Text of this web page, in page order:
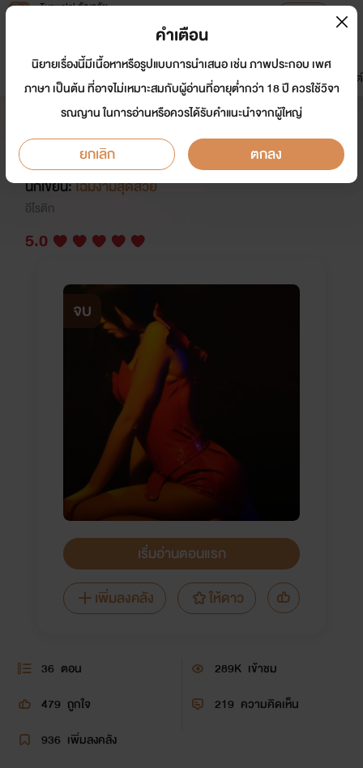
Tunwalai ธัญวลัย
หน้าแรก นิยาย อีบุ๊ก การ์ตูน
มาใหม่
ดรีมแชท ธัญลิสต์
เรื่องสั้นร่านรัก (Nc+🔥20) อวสาน
โลกสวย😈
นักเขียน:โฉมงามสุดสวย
อีโรติก
5.0
จบ
เริ่มอ่านตอนแรก
เพิ่มลงคลัง
ให้ดาว
36 ตอน 289K เข้าชม
479 ถูกใจ 219 ความคิดเห็น
936 เพิ่มลงคลัง
คำเตือน
นิยายเรื่องนี้มีเนื้อหาหรือรูปแบบการนำเสนอ เช่น ภาพประกอบ เพศ
ภาษา เป็นต้น ที่อาจไม่เหมาะสมกับผู้อ่านที่อายุต่ำกว่า 18 ปี ควรใช้วิจา
รณญาน ในการอ่านหรือควรได้รับคำแนะนำจากผู้ใหญ่
ยกเลิก ตกลง